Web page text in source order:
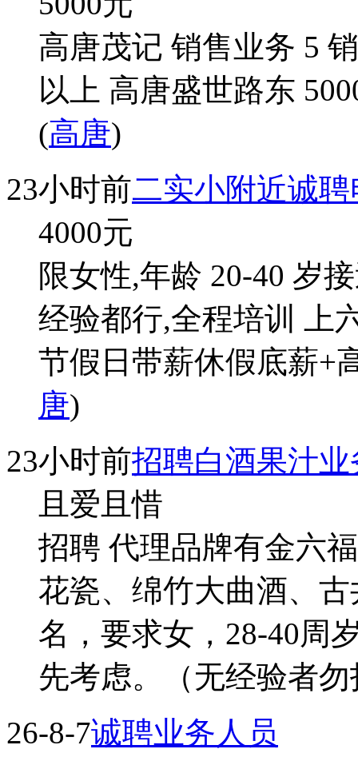
高唐茂记 销售业务 5
以上 高唐盛世路东
(高唐)
23小时前二实小附近诚
4000元
限女性,年龄 20-40 岁
经验都行,全程培训 上
节假日带薪休假底薪+
唐)
23小时前招聘白酒果汁业
且爱且惜
招聘 代理品牌有金六
花瓷、绵竹大曲酒、
名，要求女，28-40周
先考虑。（无经验者
26-8-7诚聘业务人员